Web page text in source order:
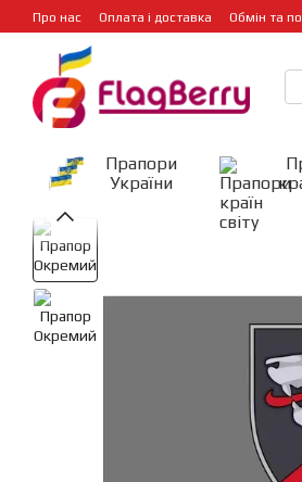
Перейти до основного контенту
Про нас Оплата і доставка Обмін та
Прапори
України